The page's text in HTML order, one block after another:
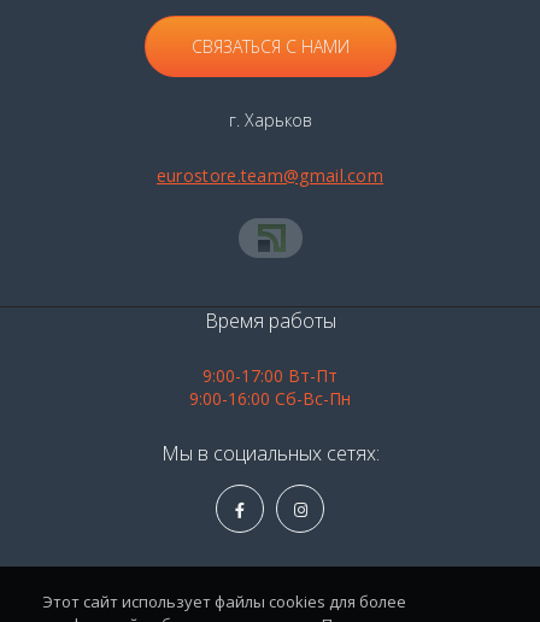
СВЯЗАТЬСЯ С НАМИ
г. Харьков
eurostore.team@gmail.com
Время работы
9:00-17:00 Вт-Пт
9:00-16:00 Сб-Вс-Пн
Мы в социальных сетях:
Этот сайт использует файлы cookies для более